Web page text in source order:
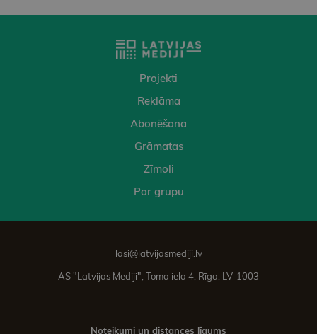
Projekti
Reklāma
Abonēšana
Grāmatas
Zīmoli
Par grupu
lasi@latvijasmediji.lv
AS "Latvijas Mediji", Toma iela 4, Rīga, LV-1003
Noteikumi un distances līgums